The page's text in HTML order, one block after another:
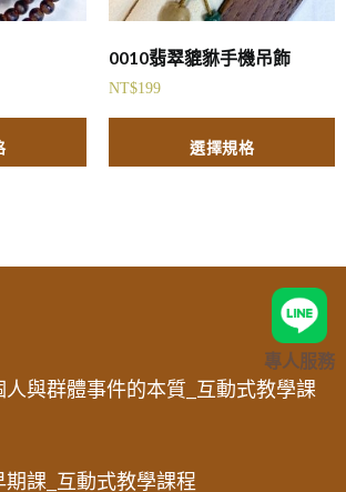
0010翡翠貔貅手機吊飾
NT$199
選擇規格
人與群體事件的本質_互動式教學課
期課_互動式教學課程
專人服務